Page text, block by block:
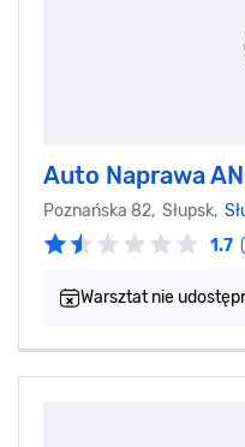
Auto Naprawa
Poznańska 82, Słupsk,
1.7
Warsztat nie